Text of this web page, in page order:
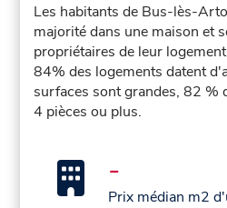
Les habitants de Bus-lès-
majorité dans une maison et
propriétaires de leur
84% des logements datent
surfaces sont grandes, 82 %
4 pièces ou plus.
-
Prix médian m2